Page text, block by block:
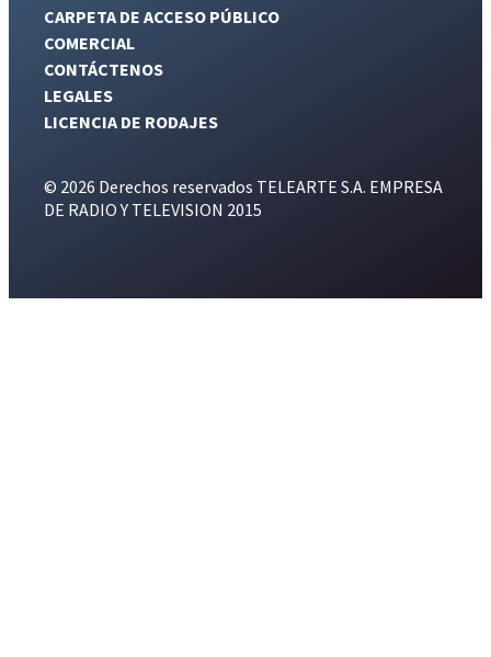
CARPETA DE ACCESO PÚBLICO
COMERCIAL
CONTÁCTENOS
LEGALES
LICENCIA DE RODAJES
© 2026 Derechos reservados TELEARTE S.A. EMPRESA
DE RADIO Y TELEVISION 2015